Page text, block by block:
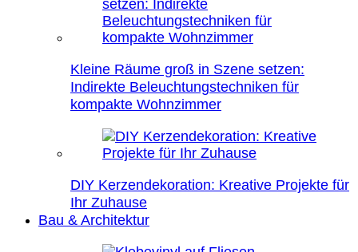
Kleine Räume groß in Szene setzen:
Indirekte Beleuchtungstechniken für
kompakte Wohnzimmer
DIY Kerzendekoration: Kreative Projekte für
Ihr Zuhause
Bau & Architektur